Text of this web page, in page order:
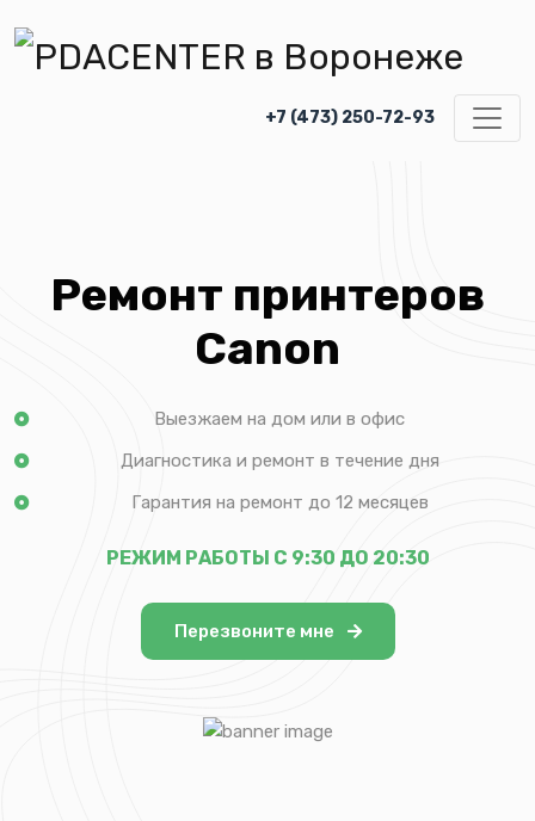
+7 (473) 250-72-93
Ремонт принтеров
Canon
Выезжаем на дом или в офис
Диагностика и ремонт в течение дня
Гарантия на ремонт до 12 месяцев
РЕЖИМ РАБОТЫ С 9:30 ДО 20:30
Перезвоните мне